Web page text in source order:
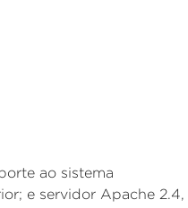
ao sistema
e servidor Apache 2.4,